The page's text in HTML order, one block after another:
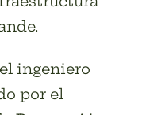
ingeniero
por el